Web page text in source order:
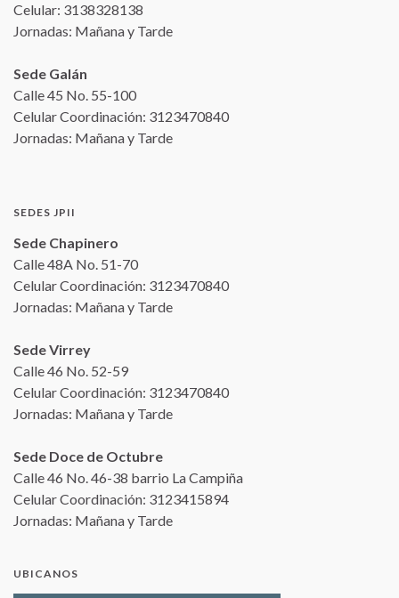
Celular: 3138328138
Jornadas: Mañana y Tarde
Sede Galán
Calle 45 No. 55-100
Celular Coordinación: 3123470840
Jornadas: Mañana y Tarde
SEDES JPII
Sede Chapinero
Calle 48A No. 51-70
Celular Coordinación: 3123470840
Jornadas: Mañana y Tarde
Sede Virrey
Calle 46 No. 52-59
Celular Coordinación: 3123470840
Jornadas: Mañana y Tarde
Sede Doce de Octubre
Calle 46 No. 46-38 barrio La Campiña
Celular Coordinación: 3123415894
Jornadas: Mañana y Tarde
UBICANOS